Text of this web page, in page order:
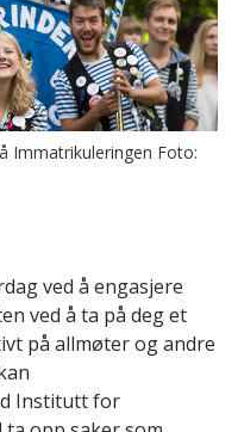
Immatrikuleringen Foto:
ved å engasjere
ved å ta på deg et
på allmøter og andre
Institutt for